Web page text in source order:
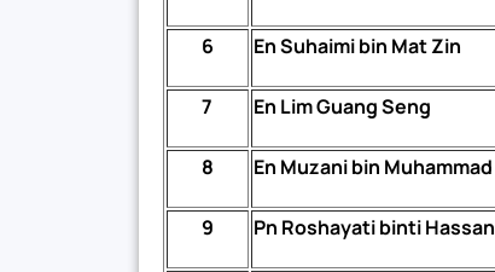
6 En Suhaimi bin Mat Zin
7 En Lim Guang Seng
8 En Muzani bin Muhammad
9 Pn Roshayati binti Hassan